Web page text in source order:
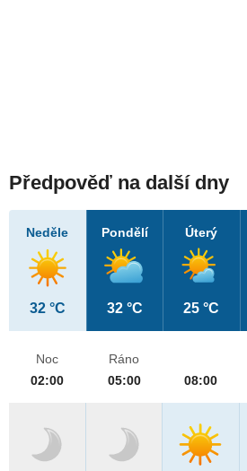
Předpověď na další dny
Neděle
32 °C
Pondělí
32 °C
Úterý
25 °C
Noc
02:00
Ráno
05:00
08:00